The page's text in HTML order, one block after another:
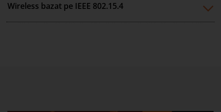
Wireless bazat pe IEEE 802.15.4